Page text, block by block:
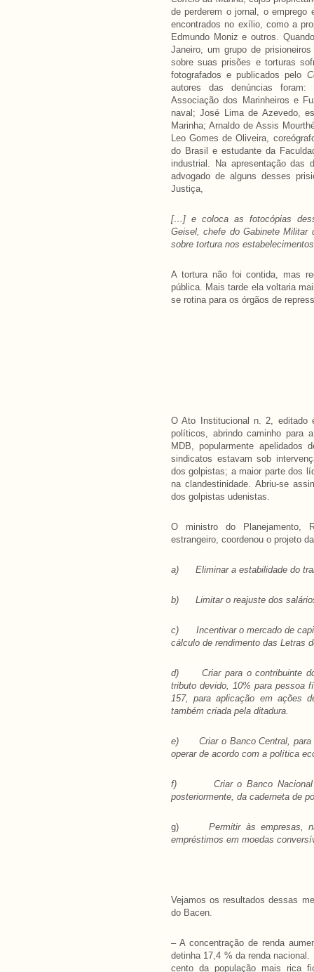
de perderem o jornal, o emprego
encontrados no exílio, como a
Edmundo Moniz e outros.
Janeiro, um grupo de
sobre suas prisões e torturas
fotografados e publicados pelo
autores das denúncias
Associação dos Marinheiros e
naval; José Lima de Azevedo,
Marinha; Arnaldo de Assis
Leo Gomes de Oliveira,
do Brasil e estudante da
industrial. Na apresentação das
advogado de alguns desses
Justiça,
[…] e coloca as fotocópias
Geisel, chefe do Gabinete Militar
sobre tortura nos
A tortura não foi contida, mas
pública. Mais tarde ela voltaria
se rotina para os órgãos de
O Ato Institucional n. 2, editado
políticos, abrindo caminho para
MDB, popularmente apelidados
sindicatos estavam sob
dos golpistas; a maior parte dos
na clandestinidade. Abriu-se
dos golpistas udenistas.
O ministro do Planejamento,
estrangeiro, coordenou o projeto
a) Eliminar a estabilidade do
b) Limitar o reajuste dos
c) Incentivar o mercado de
cálculo de rendimento das Letras
d)Criar para o contribuinte
tributo devido, 10% para pessoa
157, para aplicação em ações
também criada pela ditadura.
e) Criar o Banco Central,
operar de acordo com a política
f) Criar o Banco
posteriormente, da caderneta de
g)Permitir às empresas,
empréstimos em moedas
Vejamos os resultados dessas
do Bacen.
– A concentração de renda
detinha 17,4 % da renda
cento da população mais rica